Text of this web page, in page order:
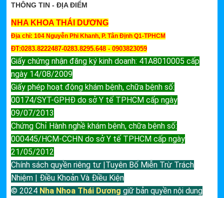
THÔNG TIN - ĐỊA ĐIỂM
NHA KHOA THÁI DƯƠNG
Địa chỉ: 104 Nguyễn Phi Khanh, P. Tân Định Q1-TPHCM
ĐT:0283.8222487-0283.8295.648 - 0903823059
Giấy chứng nhận đăng ký kinh doanh: 41A8010005 cấp
ngày 14/08/2009
Giấy phép hoạt động khám bệnh, chữa bệnh số:
00174/SYT-GPHĐ do sở Y tế TPHCM cấp ngày
09/07/2013
Chứng Chỉ Hành nghề khám bệnh, chữa bệnh số:
000445/HCM-CCHN do sở Y tế TPHCM cấp ngày
21/05/2012
Chính sách quyền riêng tư |Tuyên Bố Miễn Trừ Trách
Nhiệm | Điều Khoản Và Điều Kiện
© 2024 Nha Nhoa Thái Dương giữ bản quyền nội dung